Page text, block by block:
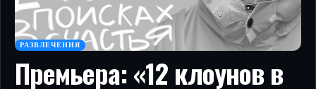
РАЗВЛЕЧЕНИЯ
Премьера: «12 клоунов в